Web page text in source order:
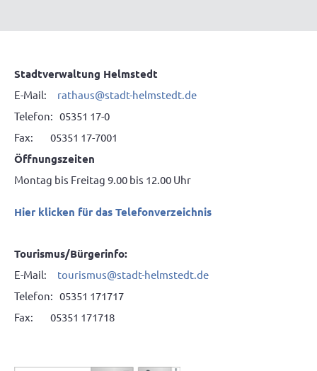
Stadtverwaltung Helmstedt
E-Mail: rathaus@stadt-helmstedt.de
Telefon: 05351 17-0
Fax: 05351 17-7001
Öffnungszeiten
Montag bis Freitag 9.00 bis 12.00 Uhr
Hier klicken für das Telefonverzeichnis
Tourismus/Bürgerinfo:
E-Mail: tourismus@stadt-helmstedt.de
Telefon: 05351 171717
Fax: 05351 171718